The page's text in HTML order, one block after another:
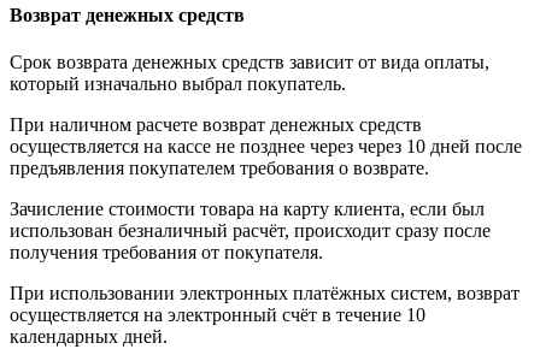
Возврат денежных средств
Срок возврата денежных средств зависит от вида оплаты,
который изначально выбрал покупатель.
При наличном расчете возврат денежных средств
осуществляется на кассе не позднее через через 10 дней после
предъявления покупателем требования о возврате.
Зачисление стоимости товара на карту клиента, если был
использован безналичный расчёт, происходит сразу после
получения требования от покупателя.
При использовании электронных платёжных систем, возврат
осуществляется на электронный счёт в течение 10
календарных дней.